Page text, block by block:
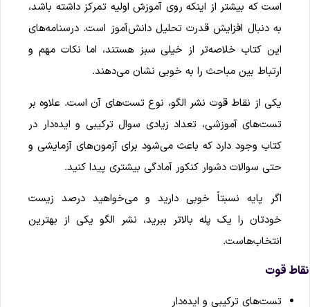
است که بیشتر از اینکه روی آموزش اولیه تمرکز داشته باشد،
به دنبال افزایش قدرت تحلیل دانش‌آموز است. درسنامه‌های
این کتاب خلاصه‌تر از خیلی سبز هستند، اما نکات مهم و
ارتباط بین مباحث را به خوبی نشان می‌دهند.
یکی از نقاط قوت نشر الگو، نوع تست‌های آن است. علاوه بر
تست‌های آموزشی، تعداد زیادی سوال ترکیبی و ایده‌دار در
کتاب وجود دارد که باعث می‌شود برای آزمون‌های آزمایشی و
حتی سوالات دشوار کنکور آمادگی بیشتری پیدا کنید.
اگر پایه نسبتاً خوبی دارید و می‌خواهید درصد زیست
خودتان را یک پله بالاتر ببرید، نشر الگو یکی از بهترین
انتخاب‌هاست.
قوت
تست‌های ترکیبی و ایده‌دار